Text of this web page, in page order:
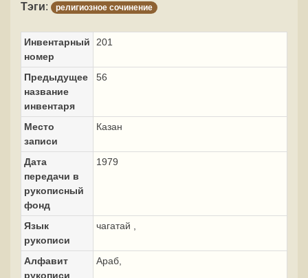
Тэги: религиозное сочинение
Инвентарный
номер
201
Предыдущее
название
инвентаря
56
Место
записи
Казан
Дата
передачи в
рукописный
фонд
1979
Язык
рукописи
чагатай ,
Алфавит
рукописи
Араб,